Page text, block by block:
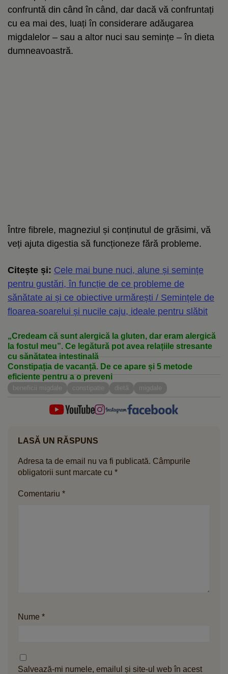
confruntă din când în când, dar dacă vă confruntați
cu ea mai des, luați în considerare adăugarea
migdalelor – sau a altor nuci sau semințe – în dieta
dumneavoastră.
Între fibrele, magneziul și conținutul de grăsimi, vă
veți ajuta digestia să funcționeze fără probleme.
Citește și: Cele mai bune nuci, alune și semințe
pentru gustări, în funcție de ce probleme de
sănătate ai și ce obiective urmărești / Semințele de
floarea-soarelui și nucile caju, ideale pentru slăbit
„Credeam că sunt alergică la gluten, dar eram alergică
la fostul meu”. Ce legătură pot avea relațiile stresante
cu sănătatea intestinală
Constipația de vacanță. De ce apare și 5 metode
eficiente pentru a o preveni
beneficii migdale constipatie dietă migdale
LASĂ UN RĂSPUNS
Adresa ta de email nu va fi publicată. Câmpurile
obligatorii sunt marcate cu *
Comentariu *
Nume *
Salvează-mi numele, emailul și site-ul web în acest